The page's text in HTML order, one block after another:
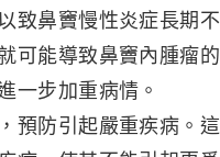
致鼻竇慢性炎症長期不
可能導致鼻竇內腫瘤
一步加重病情。
預防引起嚴重疾病。